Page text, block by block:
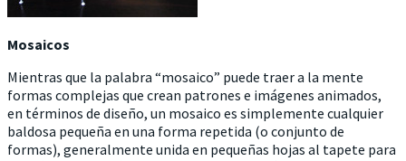
Mosaicos
Mientras que la palabra “mosaico” puede traer a la mente
formas complejas que crean patrones e imágenes animados,
en términos de diseño, un mosaico es simplemente cualquier
baldosa pequeña en una forma repetida (o conjunto de
formas), generalmente unida en pequeñas hojas al tapete para